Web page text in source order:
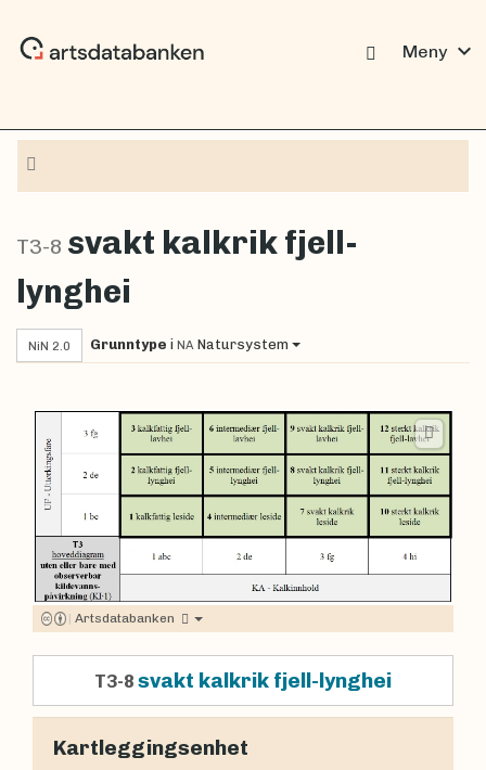
Meny expand_more
T3-8 svakt kalkrik fjell-
lynghei
NiN 2.0 Grunntype i NA Natursystem
| Artsdatabanken
T3-8 svakt kalkrik fjell-lynghei
Kartleggingsenhet